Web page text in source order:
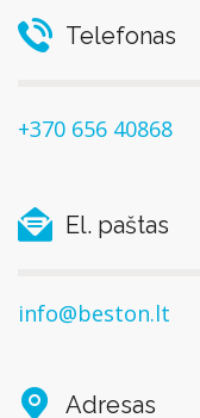
Telefonas
+370 656 40868
El. paštas
info@beston.lt
Adresas